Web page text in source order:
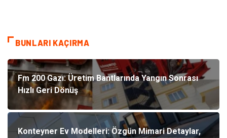
BUNLARI KAÇIRMA
Fm 200 Gazı: Üretim Bantlarında Yangın Sonrası
Hızlı Geri Dönüş
Konteyner Ev Modelleri: Özgün Mimari Detaylar,